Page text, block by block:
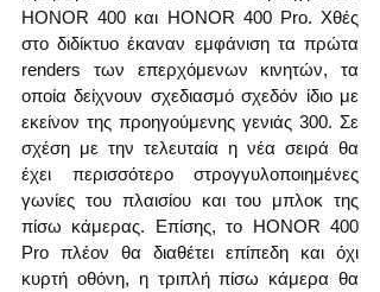
HONOR 400 και HONOR 400 Pro. Χθές
στο διδίκτυο έκαναν εμφάνιση τα πρώτα
renders των επερχόμενων κινητών, τα
οποία δείχνουν σχεδιασμό σχεδόν ίδιο με
εκείνον της προηγούμενης γενιάς 300. Σε
σχέση με την τελευταία η νέα σειρά θα
έχει περισσότερο στρογγυλοποιημένες
γωνίες του πλαισίου και του μπλοκ της
πίσω κάμερας. Επίσης, το HONOR 400
Pro πλέον θα διαθέτει επίπεδη και όχι
κυρτή οθόνη, η τριπλή πίσω κάμερα θα